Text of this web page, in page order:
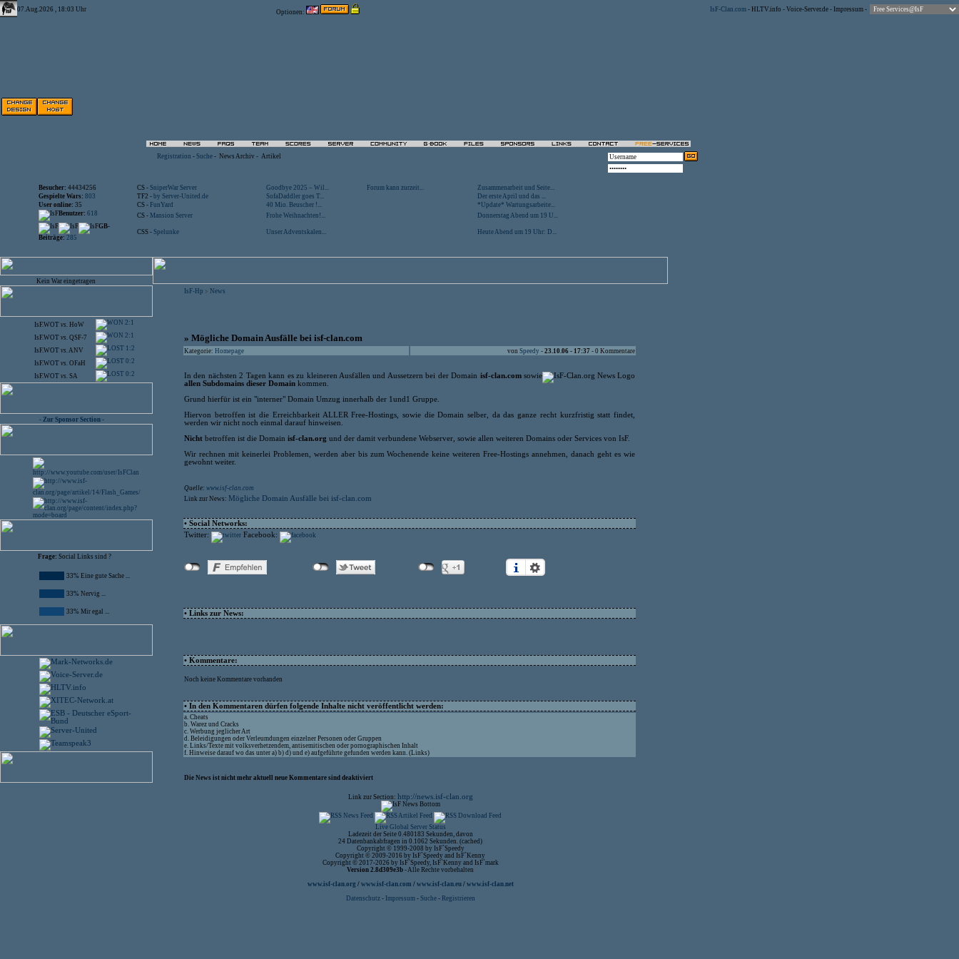
07.Aug.2026 , 18:03 Uhr Optionen: IsF-Clan.com - HLTV.info - Voice-Server.de - Impressum -
Registration - Suche - News Archiv - Artikel
Besucher: 44434256 CS - SniperWar Server Goodbye 2025 – Wil... Forum kann zurzeit...
Zusammenarbeit und Seite...
Gespielte Wars: 803 TF2 - by Server-United.de SofaDaddler goes T...
Der erste April und das ...
User online: 35 CS - FunYard 40 Mio. Beuscher !...
*Update* Wartungsarbeite...
Benutzer: 618 CS - Mansion Server Frohe Weihnachten!...
Donnerstag Abend um 19 U...
GB-
Beiträge: 285
CSS - Spelunke Unser Adventskalen... Heute Abend um 19 Uhr: D...
Kein War eingetragen
IsF.WOT vs. HoW 2:1
IsF.WOT vs. QSF-7 2:1
IsF.WOT vs.ANV 1:2
IsF.WOT vs. OFaH 0:2
IsF.WOT vs. SA 0:2
- Zur Sponsor Section -
Frage: Social Links sind ?
33% Eine gute Sache ...
33% Nervig ...
33% Mir egal ...
IsF-Hp > News
» Mögliche Domain Ausfälle bei isf-clan.com
Kategorie: Homepage von Speedy - 23.10.06 - 17:37 - 0 Kommentare
In den nächsten 2 Tagen kann es zu kleineren Ausfällen und Aussetzern bei der Domain isf-clan.comsowie
allen Subdomains dieser Domain kommen.
Grund hierfür ist ein "interner" Domain Umzug innerhalb der 1und1 Gruppe.
Hiervon betroffen ist die Erreichbarkeit ALLER Free-Hostings, sowie die Domain selber, da das ganze recht kurzfristig statt findet,
werden wir nicht noch einmal darauf hinweisen.
Nicht betroffen ist die Domain isf-clan.org und der damit verbundene Webserver, sowie allen weiteren Domains oder Services von IsF.
Wir rechnen mit keinerlei Problemen, werden aber bis zum Wochenende keine weiteren Free-Hostings annehmen, danach geht es wie
gewohnt weiter.
Quelle: www.isf-clan.com
Link zur News: Mögliche Domain Ausfälle bei isf-clan.com
• Social Networks:
Twitter:
Facebook:
• Links zur News:
• Kommentare:
Noch keine Kommentare vorhanden
• In den Kommentaren dürfen folgende Inhalte nicht veröffentlicht werden:
a. Cheats
b. Warez und Cracks
c. Werbung jeglicher Art
d. Beleidigungen oder Verleumdungen einzelner Personen oder Gruppen
e. Links/Texte mit volksverhetzendem, antisemitischen oder pornographischen Inhalt
f. Hinweise darauf wo das unter a) b) d) und e) aufgeführte gefunden werden kann. (Links)
Die News ist nicht mehr aktuell neue Kommentare sind deaktiviert
Link zur Section: http://news.isf-clan.org
Live Global Server Status
Ladezeit der Seite 0.480183 Sekunden, davon
24 Datenbankabfragen in 0.1062 Sekunden. (cached)
Copyright © 1999-2008 by IsF`Speedy
Copyright © 2009-2016 by IsF`Speedy and IsF`Kenny
Copyright © 2017-2026 by IsF`Speedy, IsF`Kenny and IsF`mark
Version 2.8d309e3b - Alle Rechte vorbehalten
www.isf-clan.org / www.isf-clan.com / www.isf-clan.eu/ www.isf-clan.net
Datenschutz - Impressum- Suche- Registrieren